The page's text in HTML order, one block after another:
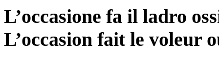
L’occasione fa il ladro
L’occasion fait le voleur